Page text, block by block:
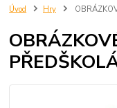
Úvod Hry